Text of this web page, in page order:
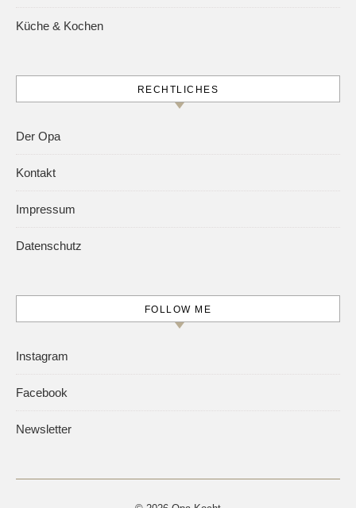
Küche & Kochen
RECHTLICHES
Der Opa
Kontakt
Impressum
Datenschutz
FOLLOW ME
Instagram
Facebook
Newsletter